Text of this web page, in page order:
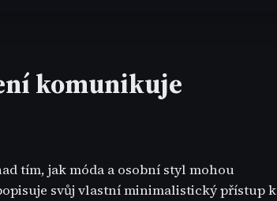
komunikuje
tím, jak móda a osobní styl mohou
svůj vlastní minimalistický přístup k